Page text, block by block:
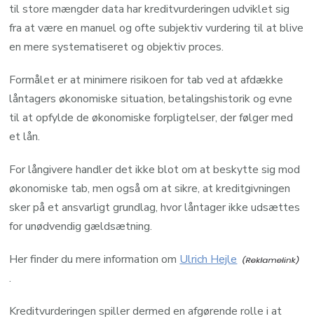
til store mængder data har kreditvurderingen udviklet sig
fra at være en manuel og ofte subjektiv vurdering til at blive
en mere systematiseret og objektiv proces.
Formålet er at minimere risikoen for tab ved at afdække
låntagers økonomiske situation, betalingshistorik og evne
til at opfylde de økonomiske forpligtelser, der følger med
et lån.
For långivere handler det ikke blot om at beskytte sig mod
økonomiske tab, men også om at sikre, at kreditgivningen
sker på et ansvarligt grundlag, hvor låntager ikke udsættes
for unødvendig gældsætning.
Her finder du mere information om Ulrich Hejle
.
Kreditvurderingen spiller dermed en afgørende rolle i at